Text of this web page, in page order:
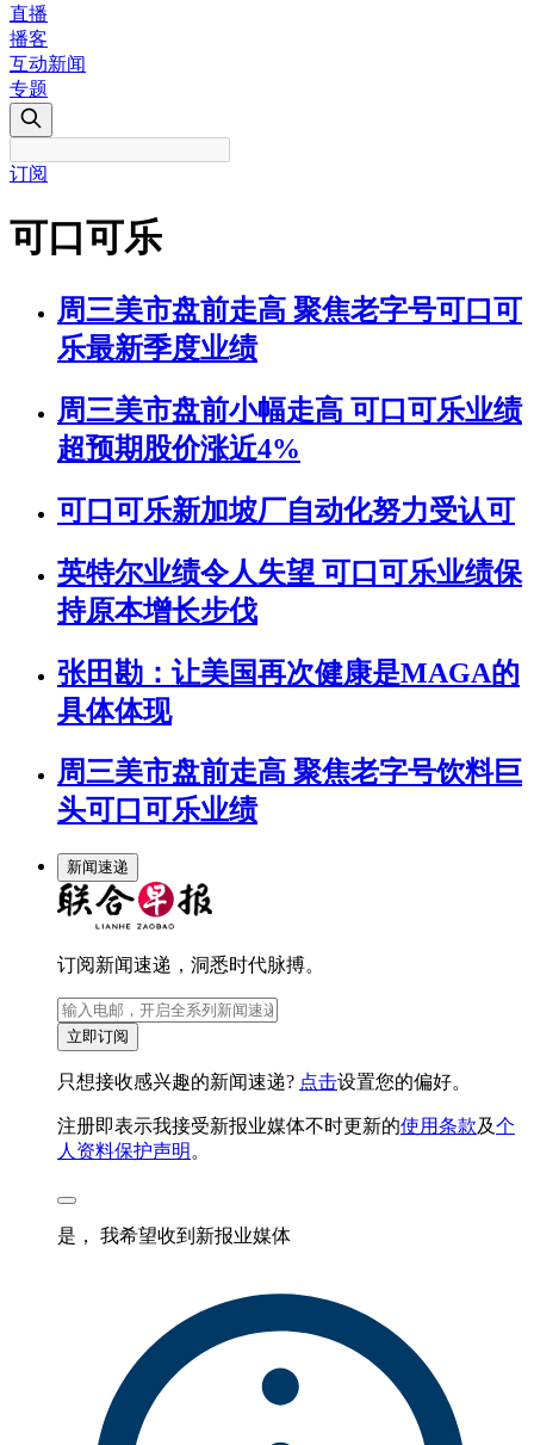
直播
播客
互动新闻
专题
订阅
可口可乐
周三美市盘前走高 聚焦老字号可口可
乐最新季度业绩
周三美市盘前小幅走高 可口可乐业绩
超预期股价涨近4%
可口可乐新加坡厂自动化努力受认可
英特尔业绩令人失望 可口可乐业绩保
持原本增长步伐
张田勘：让美国再次健康是MAGA的
具体体现
周三美市盘前走高 聚焦老字号饮料巨
头可口可乐业绩
新闻速递
订阅新闻速递，洞悉时代脉搏。
立即订阅
只想接收感兴趣的新闻速递? 点击设置您的偏好。
注册即表示我接受新报业媒体不时更新的使用条款及个
人资料保护声明 。
是， 我希望收到新报业媒体